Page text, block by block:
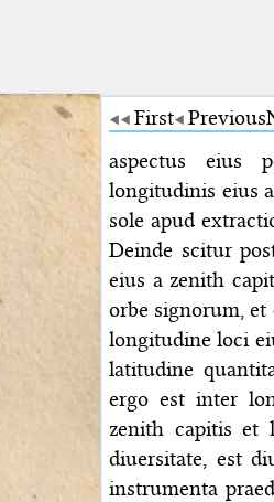
First Previous
aspectus eius
longitudinis eius
sole apud
Deinde scitur
eius a zenith
orbe signorum,
longitudine loci
latitudine
ergo est inter
zenith capitis et
diuersitate, est
instrumenta